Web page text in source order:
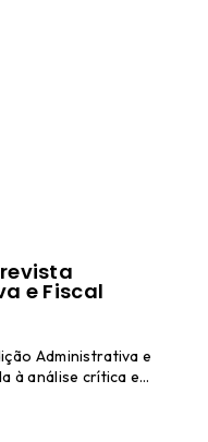
e Fiscal
Administrativa e
à análise crítica e…